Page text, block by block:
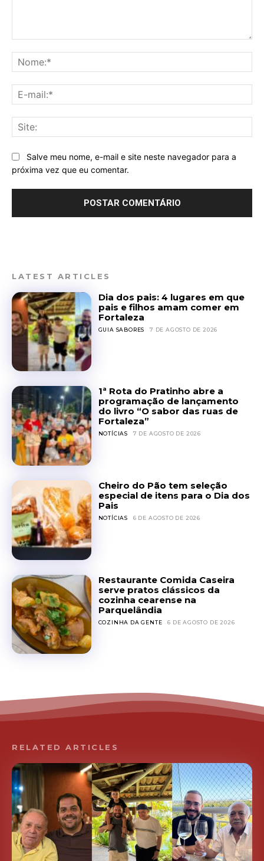
Salve meu nome, e-mail e site neste navegador para a
próxima vez que eu comentar.
LATEST ARTICLES
Dia dos pais: 4 lugares em que
pais e filhos amam comer em
Fortaleza
GUIA SABORES 7 DE AGOSTO DE 2026
1ª Rota do Pratinho abre a
programação de lançamento
do livro “O sabor das ruas de
Fortaleza”
NOTÍCIAS 7 DE AGOSTO DE 2026
Cheiro do Pão tem seleção
especial de itens para o Dia dos
Pais
NOTÍCIAS 6 DE AGOSTO DE 2026
Restaurante Comida Caseira
serve pratos clássicos da
cozinha cearense na
Parquelândia
COZINHA DA GENTE 6 DE AGOSTO DE 2026
RELATED ARTICLES